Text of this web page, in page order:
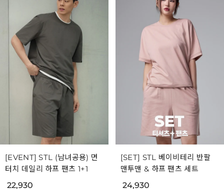
[EVENT] STL (남녀공용) 면
터치 데일리 하프 팬츠 1+1
22,930
[SET] STL 베이비테리 반팔
맨투맨 & 하프 팬츠 세트
24,930